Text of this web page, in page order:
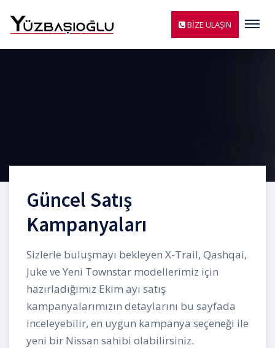
BİZE ULAŞIN Menü
Güncel Satış
Kampanyaları
Sizlerle buluşmayı bekleyen X-Trail, Qashqai,
Juke ve Yeni Townstar modellerimiz için
hazırladığımız Ekim ayı satış
kampanyalarımızın detaylarını bu sayfada
inceleyebilir, en uygun kampanya seçeneği ile
yeni bir Nissan sahibi olabilirsiniz.